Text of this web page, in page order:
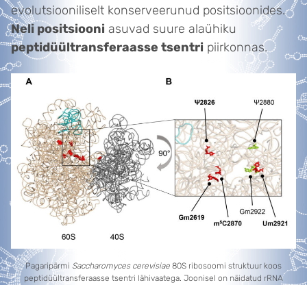
evolutsiooniliselt konserveerunud positsioonides.
Neli positsiooni asuvad suure alaühiku
peptidüültransferaasse tsentri piirkonnas.
Pagaripärmi Saccharomyces cerevisiae 80S ribosoomi struktuur koos
peptidüültransferaasse tsentri lähivaatega. Joonisel on näidatud rRNA